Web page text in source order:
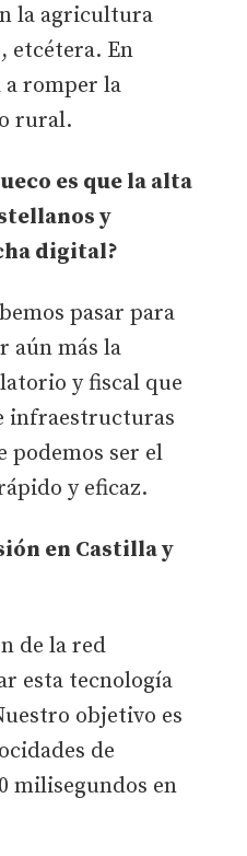
la agricultura
etcétera. En
a romper la
rural.
es que la alta
y
digital?
pasar para
aún más la
y fiscal que
infraestructuras
podemos ser el
y eficaz.
en Castilla y
de la red
esta tecnología
objetivo es
de
milisegundos en